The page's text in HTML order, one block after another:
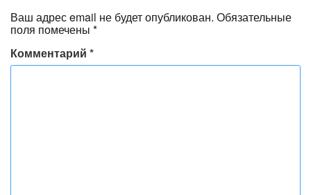
Ваш адрес email не будет опубликован. Обязательные
поля помечены *
Комментарий *